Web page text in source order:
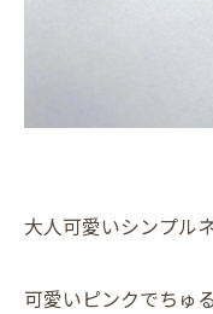
大人可愛いシンプル
可愛いピンクでちゅ